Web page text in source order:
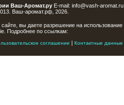
Ваш-Аромат.ру E-mail: info@vash-
Ваш-аромат.рф, 2026.
вы даете разрешение на использование
Подробнее по ссылкам:
соглашение | Контактные данные